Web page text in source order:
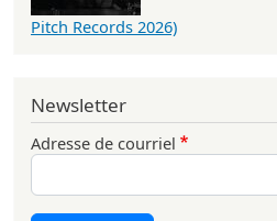
Pitch Records 2026)
Newsletter
Adresse de courriel